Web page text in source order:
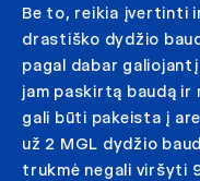
Be to, reikia įvertinti
drastiško dydžio
pagal dabar
jam paskirtą baudą ir
gali būti pakeista į
už 2 MGL dydžio
trukmė negali viršyti